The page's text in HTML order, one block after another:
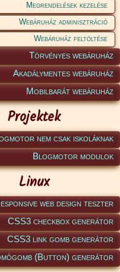
Megrendelések kezelése
Webáruház adminisztráció
Webáruház feltöltése
Törvényes webáruház
Akadálymentes webáruház
Mobilbarát webáruház
Projektek
nem csak iskoláknak
Blogmotor modulok
Linux
web design teszter
CSS3 checkbox generátor
CSS3 link gomb generátor
(Button) generátor